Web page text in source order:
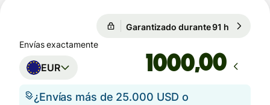
Garantizado durante 91 h
Envías exactamente
EUR ,00
¿Envías más de 25.000 USD o